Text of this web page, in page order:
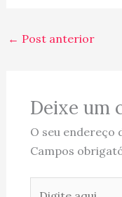
← Post anterior
Deixe um
O seu endereço
Campos